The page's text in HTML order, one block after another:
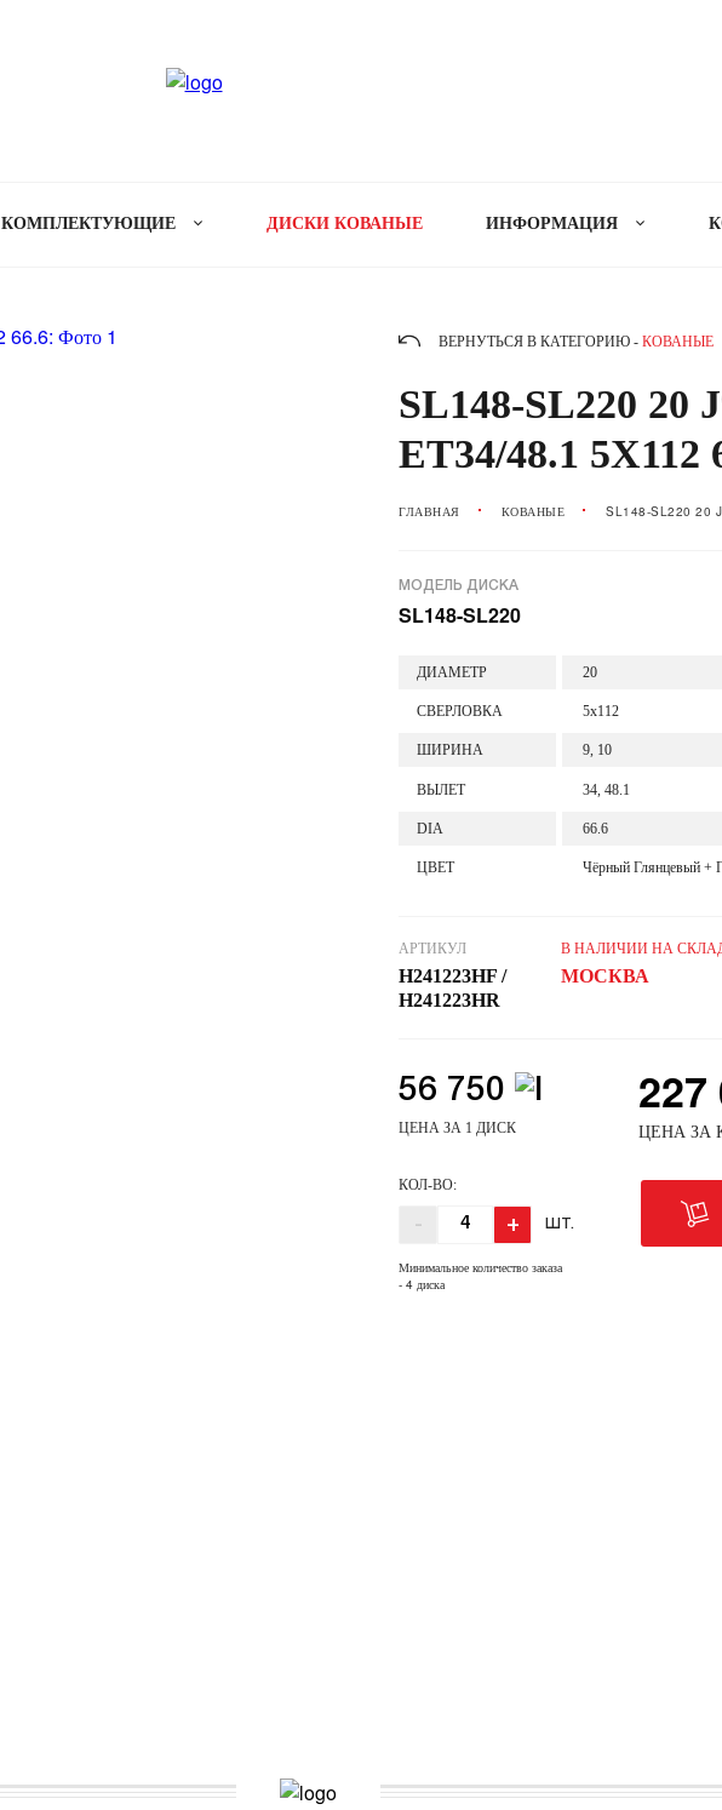
КОМПЛЕКТУЮЩИЕ ДИСКИ КОВАНЫЕ ИНФОРМАЦИЯ
ВЕРНУТЬСЯ В КАТЕГОРИЮ - КОВАНЫЕ
SL148-SL220 20
ET34/48.1 5X112
ГЛАВНАЯ КОВАНЫЕ SL148-SL220 20
МОДЕЛЬ ДИСКА
SL148-SL220
ДИАМЕТР 20
СВЕРЛОВКА 5x112
ШИРИНА 9, 10
ВЫЛЕТ 34, 48.1
DIA 66.6
ЦВЕТ Чёрный Глянцевый +
АРТИКУЛ
H241223HF /
H241223HR
В НАЛИЧИИ НА
МОСКВА
56 750
ЦЕНА ЗА 1 ДИСК
227
ЦЕНА ЗА
КОЛ-ВО:
- + ШТ.
Минимальное количество заказа
- 4 диска